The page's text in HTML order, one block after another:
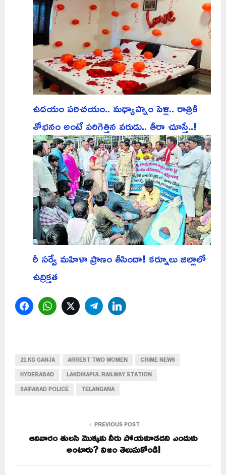
ఉదయం పరిచయం.. మధ్యాహ్నం పెళ్లి.. రాత్రికి
శోభనం అంటే పరిగెత్తిన వరుడు.. తీరా చూస్తే..!
రీ సర్వే మహిళా ప్రాణం తీసిందా! కర్నూలు జిల్లాలో
ఉద్రిక్తత
FacebookWhatsAppTwitterTelegram
21 KG GANJA ARREST TWO WOMEN
CRIME NEWS
HYDERABAD
LAKDIKAPUL RAILWAY STATION
SAIFABAD POLICE
TELANGANA
PREVIOUS POST
ఆదివారం తులసి మొక్కకు నీరు పోయకూడదని ఎందుకు
అంటారు? నిజం తెలుసుకోండి!